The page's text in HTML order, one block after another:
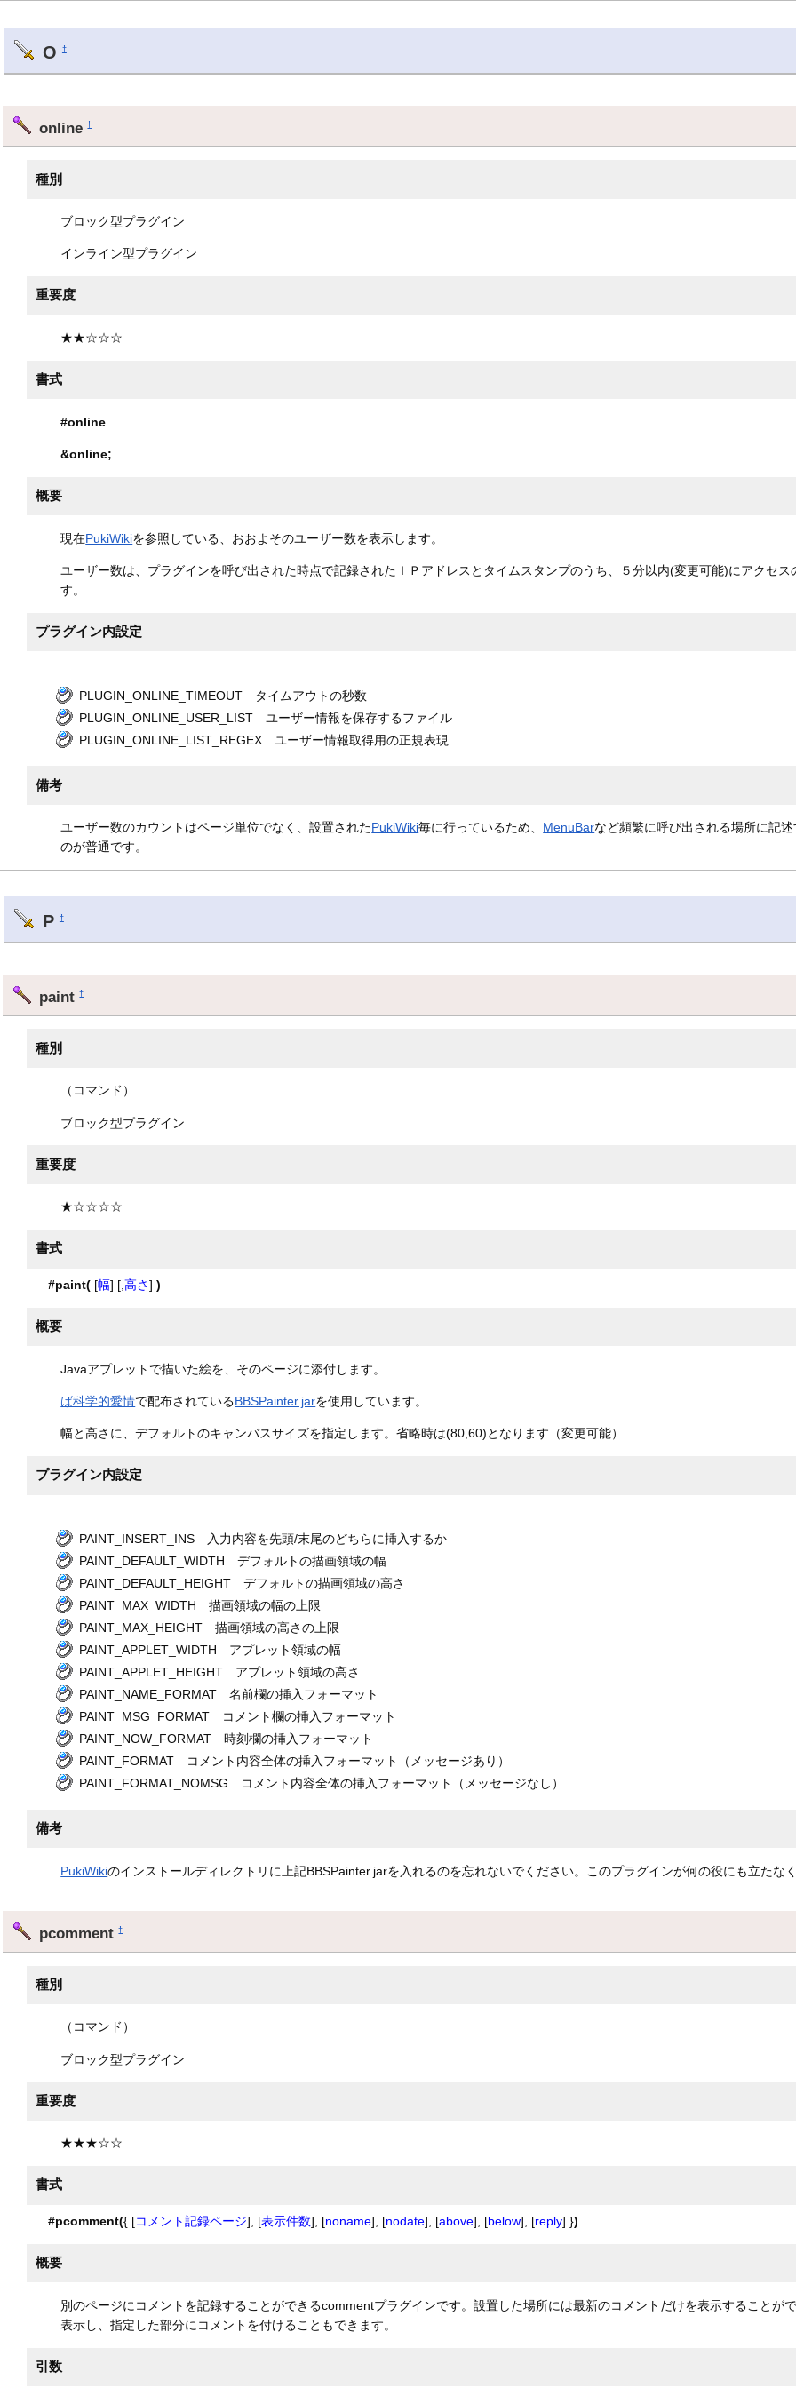
O †
online†
種別
ブロック型プラグイン
インライン型プラグイン
重要度
★★☆☆☆
書式
#online
&online;
概要
現在PukiWikiを参照している、おおよそのユーザー数を表示します。
ユーザー数は、プラグインを呼び出された時点で記録されたＩＰアドレスとタイムスタンプのうち、５分以内(変更可能)にアクセ
す。
プラグイン内設定
PLUGIN_ONLINE_TIMEOUT タイムアウトの秒数
PLUGIN_ONLINE_USER_LIST ユーザー情報を保存するファイル
PLUGIN_ONLINE_LIST_REGEX ユーザー情報取得用の正規表現
備考
ユーザー数のカウントはページ単位でなく、設置されたPukiWiki毎に行っているため、 MenuBarなど頻繁に呼び出される場所に記
のが普通です。
P †
paint†
種別
（コマンド）
ブロック型プラグイン
重要度
★☆☆☆☆
書式
#paint([幅] [, 高さ] )
概要
Javaアプレットで描いた絵を、そのページに添付します。
ば科学的愛情で配布されているBBSPainter.jarを使用しています。
幅と高さに、デフォルトのキャンバスサイズを指定します。省略時は(80,60)となります（変更可能）
プラグイン内設定
PAINT_INSERT_INS 入力内容を先頭/末尾のどちらに挿入するか
PAINT_DEFAULT_WIDTH デフォルトの描画領域の幅
PAINT_DEFAULT_HEIGHT デフォルトの描画領域の高さ
PAINT_MAX_WIDTH 描画領域の幅の上限
PAINT_MAX_HEIGHT 描画領域の高さの上限
PAINT_APPLET_WIDTH アプレット領域の幅
PAINT_APPLET_HEIGHT アプレット領域の高さ
PAINT_NAME_FORMAT 名前欄の挿入フォーマット
PAINT_MSG_FORMAT コメント欄の挿入フォーマット
PAINT_NOW_FORMAT 時刻欄の挿入フォーマット
PAINT_FORMAT コメント内容全体の挿入フォーマット（メッセージあり）
PAINT_FORMAT_NOMSG コメント内容全体の挿入フォーマット（メッセージなし）
備考
PukiWikiのインストールディレクトリに上記BBSPainter.jarを入れるのを忘れないでください。このプラグインが何の役にも立たなく
pcomment†
種別
（コマンド）
ブロック型プラグイン
重要度
★★★☆☆
書式
#pcomment({ [コメント記録ページ], [表示件数], [noname], [nodate], [above], [below], [reply] })
概要
別のページにコメントを記録することができるcommentプラグインです。設置した場所には最新のコメントだけを表示することが
表示し、指定した部分にコメントを付けることもできます。
引数